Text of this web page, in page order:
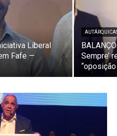
Liberal
Fafe —
Sempre’